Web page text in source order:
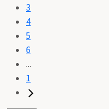
3
4
5
6
...
1